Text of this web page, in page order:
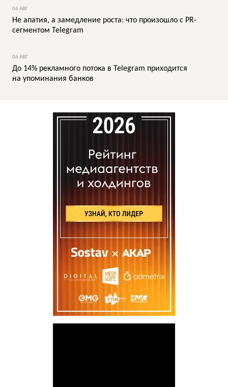
06 АВГ
Не апатия, а замедление роста: что произошло с PR-
сегментом Telegram
06 АВГ
До 14% рекламного потока в Telegram приходится
на упоминания банков